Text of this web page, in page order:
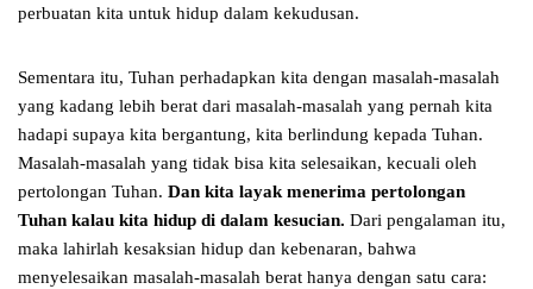
perbuatan kita untuk hidup dalam kekudusan.
Sementara itu, Tuhan perhadapkan kita dengan masalah-masalah
yang kadang lebih berat dari masalah-masalah yang pernah kita
hadapi supaya kita bergantung, kita berlindung kepada Tuhan.
Masalah-masalah yang tidak bisa kita selesaikan, kecuali oleh
pertolongan Tuhan. Dan kita layak menerima pertolongan
Tuhan kalau kita hidup di dalam kesucian. Dari pengalaman itu,
maka lahirlah kesaksian hidup dan kebenaran, bahwa
menyelesaikan masalah-masalah berat hanya dengan satu cara: